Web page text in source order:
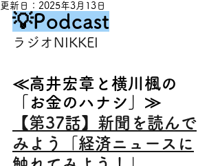
更新日： 2025年3月13日
💡Podcast
ラジオNIKKEI
≪高井宏章と横川楓の
「お金のハナシ」≫
【第37話】新聞を読んで
みよう「経済ニュースに